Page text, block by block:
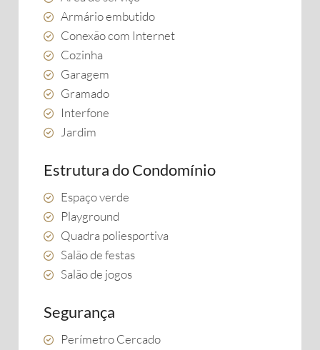
Armário embutido
Conexão com Internet
Cozinha
Garagem
Gramado
Interfone
Jardim
Estrutura do Condomínio
Espaço verde
Playground
Quadra poliesportiva
Salão de festas
Salão de jogos
Segurança
Perímetro Cercado